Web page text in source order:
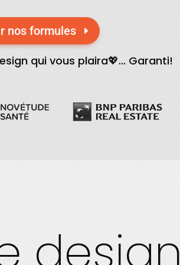
nos formules
qui vous plaira💖... Garanti!